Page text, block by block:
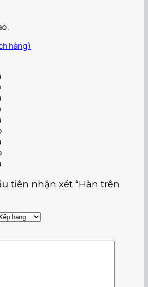
hàng)
tiên nhận xét “Hàn trên